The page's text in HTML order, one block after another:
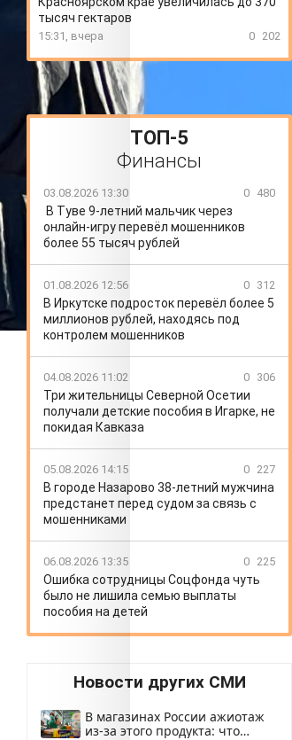
тысяч гектаров
15:31, вчера 0 202
ТОП-5
Финансы
03.08.2026 13:30 0 480
В Туве 9-летний мальчик через
онлайн-игру перевёл мошенников
более 55 тысяч рублей
01.08.2026 12:56 0 312
В Иркутске подросток перевёл более 5
миллионов рублей, находясь под
контролем мошенников
04.08.2026 11:02 0 306
Три жительницы Северной Осетии
получали детские пособия в Игарке, не
покидая Кавказа
05.08.2026 14:15 0 227
В городе Назарово 38-летний мужчина
предстанет перед судом за связь с
мошенниками
06.08.2026 13:35 0 225
Ошибка сотрудницы Соцфонда чуть
было не лишила семью выплаты
пособия на детей
Новости других СМИ
В магазинах России ажиотаж
из-за этого продукта: что